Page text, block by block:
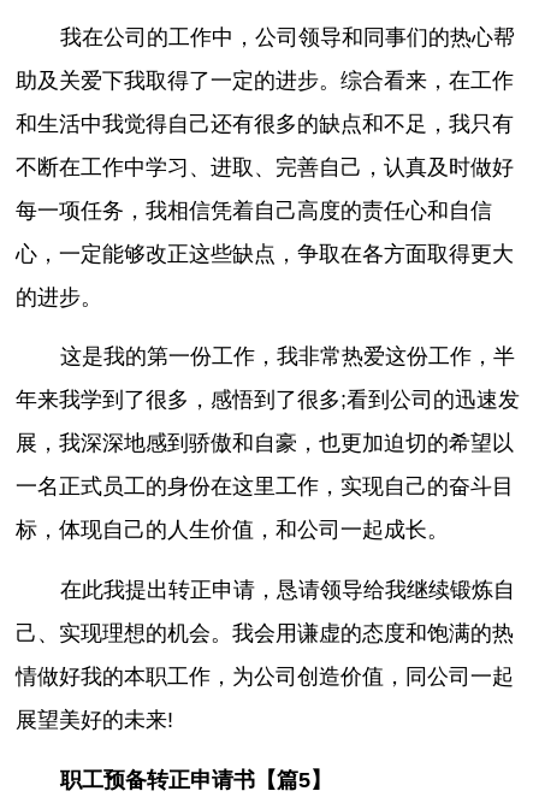
我在公司的工作中，公司领导和同事们的热心帮
助及关爱下我取得了一定的进步。综合看来，在工作
和生活中我觉得自己还有很多的缺点和不足，我只有
不断在工作中学习、进取、完善自己，认真及时做好
每一项任务，我相信凭着自己高度的责任心和自信
心，一定能够改正这些缺点，争取在各方面取得更大
的进步。
这是我的第一份工作，我非常热爱这份工作，半
年来我学到了很多，感悟到了很多;看到公司的迅速发
展，我深深地感到骄傲和自豪，也更加迫切的希望以
一名正式员工的身份在这里工作，实现自己的奋斗目
标，体现自己的人生价值，和公司一起成长。
在此我提出转正申请，恳请领导给我继续锻炼自
己、实现理想的机会。我会用谦虚的态度和饱满的热
情做好我的本职工作，为公司创造价值，同公司一起
展望美好的未来!
职工预备转正申请书【篇5】